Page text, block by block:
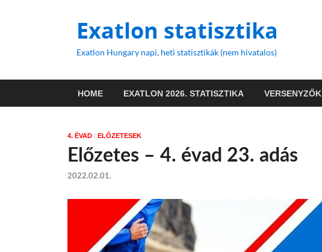
Exatlon statisztika
Exatlon Hungary napi, heti statisztikák (nem hivatalos)
HOME EXATLON 2026. STATISZTIKA VERSENYZŐK
4. ÉVAD / ELŐZETESEK
Előzetes – 4. évad 23. adás
2022.02.01.